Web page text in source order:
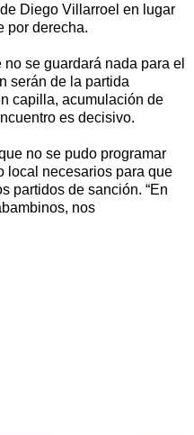
Diego Villarroel en lugar
por derecha.
se guardará nada para el
serán de la partida
capilla, acumulación de
es decisivo.
no se pudo programar
local necesarios para que
partidos de sanción. “En
nos